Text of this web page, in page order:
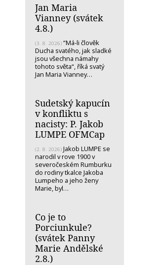
Jan Maria
Vianney (svátek
4.8.)
(3. 8. 2026) “Má-li člověk
Ducha svatého, jak sladké
jsou všechna námahy
tohoto světa“, říká svatý
Jan Maria Vianney…
Sudetský kapucín
v konfliktu s
nacisty: P. Jakob
LUMPE OFMCap
(2. 8. 2026) Jakob LUMPE se
narodil v rove 1900 v
severočeském Rumburku
do rodiny tkalce Jakoba
Lumpeho a jeho ženy
Marie, byl…
Co je to
Porciunkule?
(svátek Panny
Marie Andělské
2.8.)